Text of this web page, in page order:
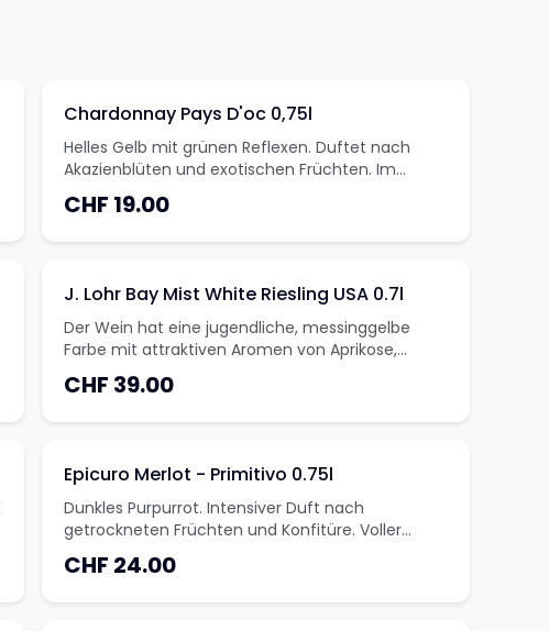
Chardonnay Pays D'oc 0,75l
Helles Gelb mit grünen Reflexen. Duftet nach
Akazienblüten und exotischen Früchten. Im
Gaumen wirkt er rund und fruchtig.
CHF 19.00
J. Lohr Bay Mist White Riesling USA 0.7l
Der Wein hat eine jugendliche, messinggelbe
Farbe mit attraktiven Aromen von Aprikose,
Litschi, Birne und weißen Blüten. Die Aromen sind
sehr klar und hell mit Aprikose, Pippin-Apfel und
CHF 39.00
Epicuro Merlot - Primitivo 0.75l
Dunkles Purpurrot. Intensiver Duft nach
getrockneten Früchten und Konfitüre. Voller
Körper mit weichen, runden Tanninen und lang
anhaltend im Abgang.
CHF 24.00